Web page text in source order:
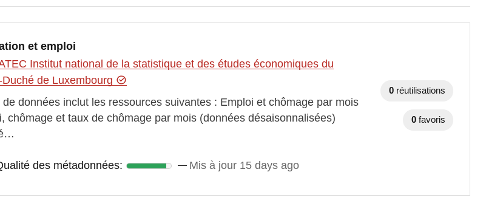
et emploi
Institut national de la statistique et des études économiques du
Duché de Luxembourg
de données inclut les ressources suivantes : Emploi et chômage par mois
chômage et taux de chômage par mois (données désaisonnalisées)
des métadonnées:
des métadonnées: Mis à jour 15 days ago
0 réutilisations
0 favoris